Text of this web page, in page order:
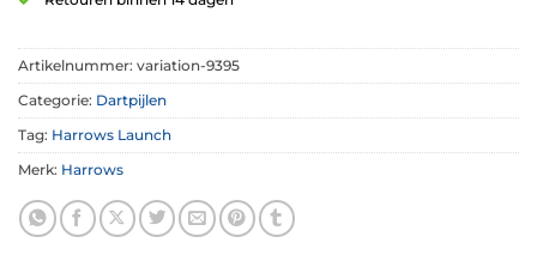
Artikelnummer: variation-9395
Categorie: Dartpijlen
Tag: Harrows Launch
Merk: Harrows